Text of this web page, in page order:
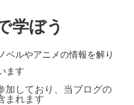
学ぼう
ベルやアニメの情報を解り
ます
加しており、当ブログの
まれます